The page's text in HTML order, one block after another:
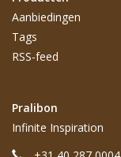
Aanbiedingen
Tags
RSS-feed
Pralibon
Infinite Inspiration